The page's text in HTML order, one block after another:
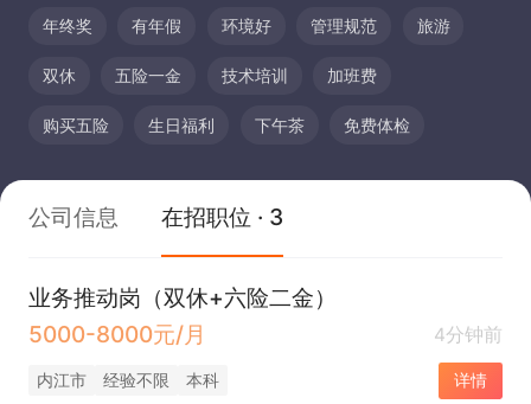
年终奖 有年假 环境好 管理规范 旅游
双休 五险一金 技术培训 加班费
购买五险 生日福利 下午茶 免费体检
公司信息 在招职位 · 3
业务推动岗（双休+六险二金）
5000-8000元/月
4分钟前
内江市 经验不限 本科 详情